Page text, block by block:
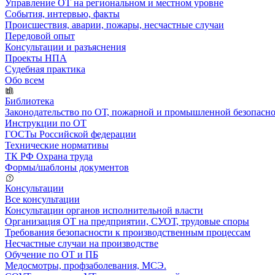
Управление ОТ на региональном и местном уровне
События, интервью, факты
Происшествия, аварии, пожары, несчастные случаи
Передовой опыт
Консультации и разъяснения
Проекты НПА
Судебная практика
Обо всем
Библиотека
Законодательство по ОТ, пожарной и промышленной
Инструкции по ОТ
ГОСТы Российской федерации
Технические нормативы
ТК РФ Охрана труда
Формы/шаблоны документов
Консультации
Все консультации
Консультации органов исполнительной власти
Организация ОТ на предприятии, СУОТ, трудовые споры
Требования безопасности к производственным процессам
Несчастные случаи на производстве
Обучение по ОТ и ПБ
Медосмотры, профзаболевания, МСЭ.